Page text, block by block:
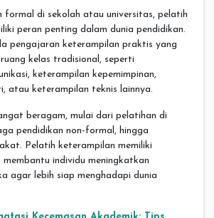
formal di sekolah atau universitas, pelatih
peran penting dalam dunia pendidikan.
pengajaran keterampilan praktis yang
kelas tradisional, seperti
keterampilan kepemimpinan,
atau keterampilan teknis lainnya.
beragam, mulai dari pelatihan di
pendidikan non-formal, hingga
Pelatih keterampilan memiliki
membantu individu meningkatkan
agar lebih siap menghadapi dunia